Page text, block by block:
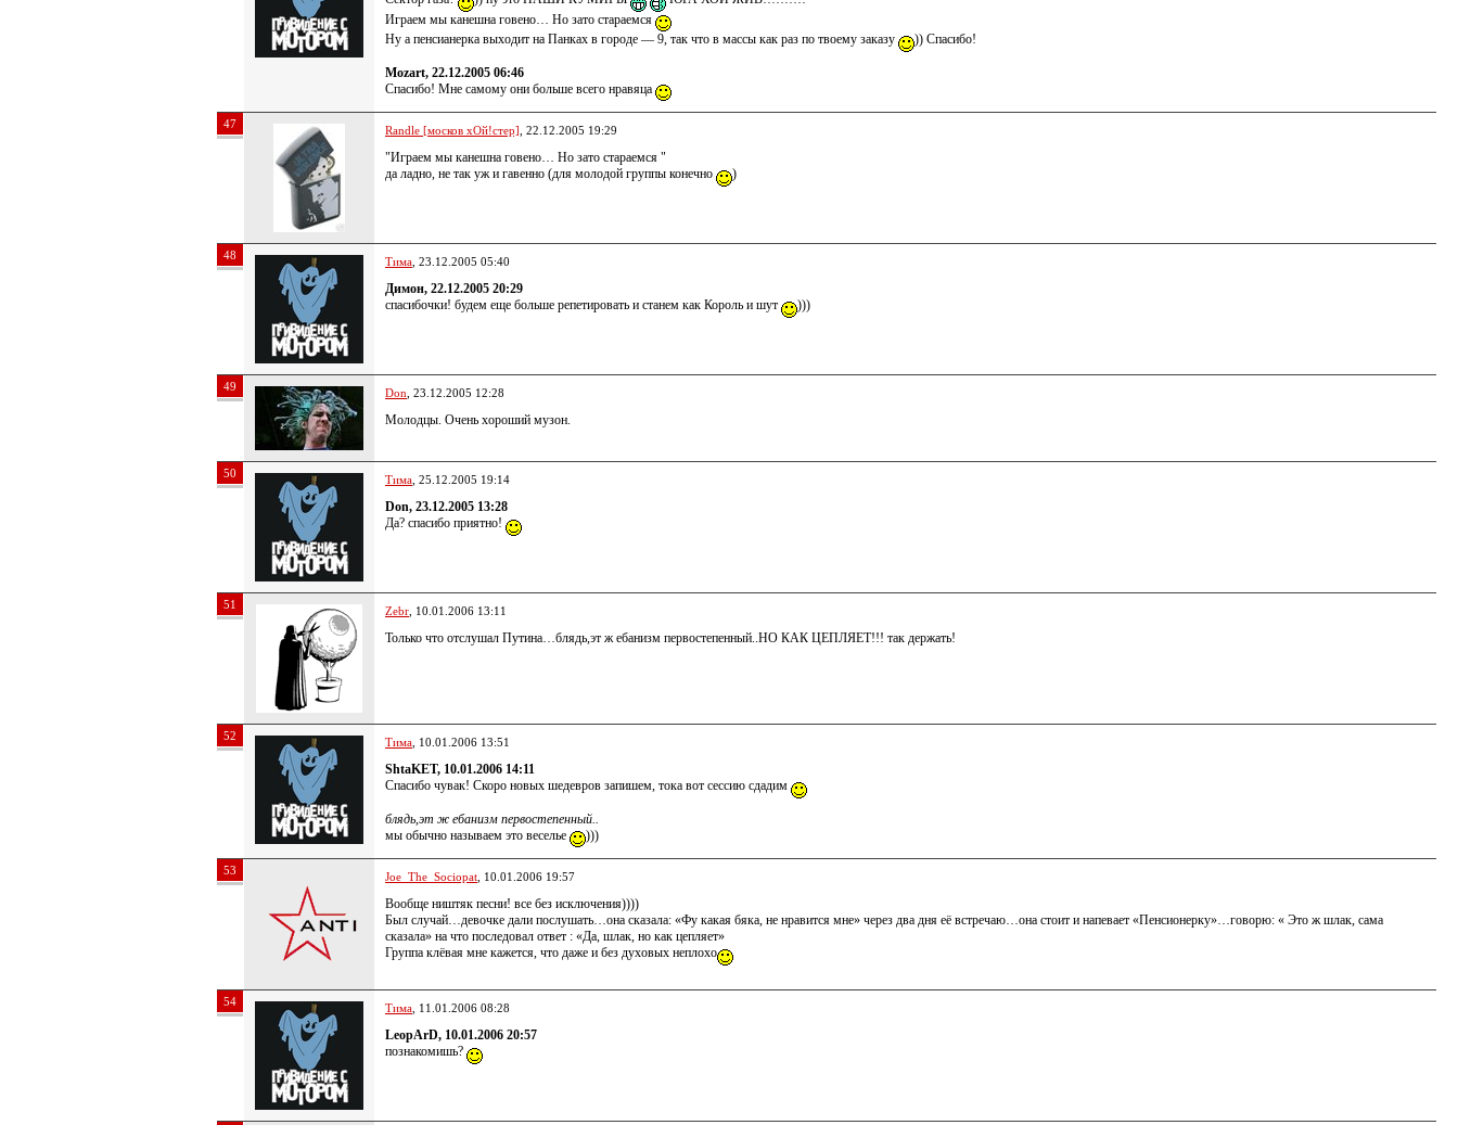
Играем мы канешна говено… Но зато стараемся
Ну а пенсианерка выходит на Панках в городе — 9, так что в массы как раз по твоему заказу
)) Спасибо!
Mozart, 22.12.2005 06:46
Спасибо! Мне самому они больше всего нравяца
47 Randle [москов хОй!стер] , 22.12.2005 19:29
"Играем мы канешна говено… Но зато стараемся "
да ладно, не так уж и гавенно (для молодой группы конечно
)
48 Тима , 23.12.2005 05:40
Димон, 22.12.2005 20:29
спасибочки! будем еще больше репетировать и станем как Король и шут
)))
49 Don , 23.12.2005 12:28
Молодцы. Очень хороший музон.
50 Тима , 25.12.2005 19:14
Don, 23.12.2005 13:28
Да? спасибо приятно!
51 Zebr , 10.01.2006 13:11
Только что отслушал Путина…блядь,эт ж ебанизм первостепенный..НО КАК ЦЕПЛЯЕТ!!! так держать!
52 Тима , 10.01.2006 13:51
ShtaKET, 10.01.2006 14:11
Спасибо чувак! Скоро новых шедевров запишем, тока вот сессию сдадим
блядь,эт ж ебанизм первостепенный..
мы обычно называем это веселье
)))
53 Joe_The_Sociopat , 10.01.2006 19:57
Вообще ништяк песни! все без исключения))))
Был случай…девочке дали послушать…она сказала: «Фу какая бяка, не нравится мне» через два дня её встречаю…она стоит и напевает «Пенсионерку»…говорю: « Это ж шлак, сама
сказала» на что последовал ответ : «Да, шлак, но как цепляет»
Группа клёвая мне кажется, что даже и без духовых неплохо
54 Тима , 11.01.2006 08:28
LeopArD, 10.01.2006 20:57
познакомишь?